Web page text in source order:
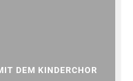
DEM KINDERCHOR